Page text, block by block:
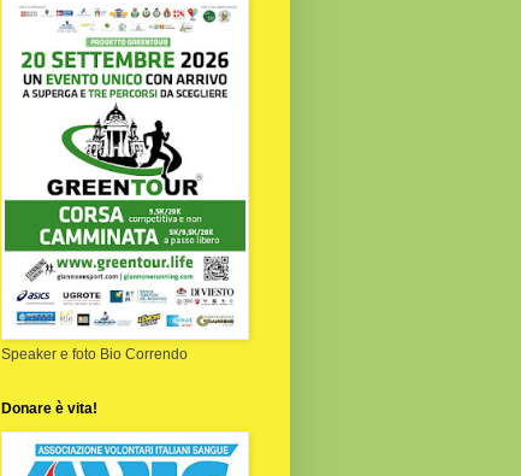
Speaker e foto Bio Correndo
Donare è vita!